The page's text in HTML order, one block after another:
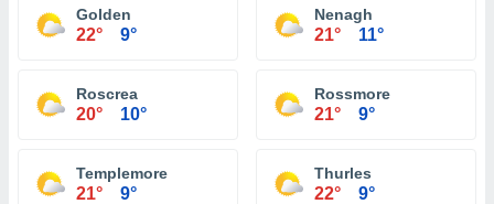
Golden
22° 9°
Nenagh
21° 11°
Roscrea
20° 10°
Rossmore
21° 9°
Templemore
21° 9°
Thurles
22° 9°